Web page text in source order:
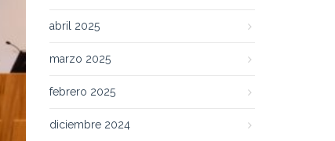
abril 2025
marzo 2025
febrero 2025
diciembre 2024